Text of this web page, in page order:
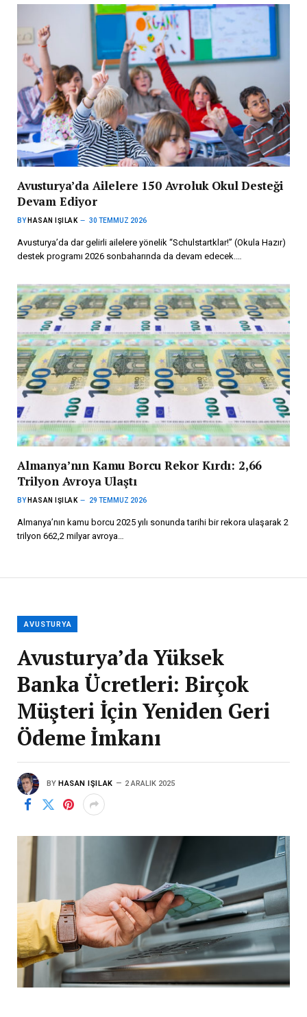
Avusturya’da Ailelere 150 Avroluk Okul Desteği
Devam Ediyor
BY HASAN IŞILAK 30 TEMMUZ 2026
Avusturya’da dar gelirli ailelere yönelik “Schulstartklar!” (Okula Hazır)
destek programı 2026 sonbaharında da devam edecek.…
Almanya’nın Kamu Borcu Rekor Kırdı: 2,66
Trilyon Avroya Ulaştı
BY HASAN IŞILAK 29 TEMMUZ 2026
Almanya’nın kamu borcu 2025 yılı sonunda tarihi bir rekora ulaşarak 2
trilyon 662,2 milyar avroya…
AVUSTURYA
Avusturya’da Yüksek
Banka Ücretleri: Birçok
Müşteri İçin Yeniden Geri
Ödeme İmkanı
BY HASAN IŞILAK 2 ARALIK 2025